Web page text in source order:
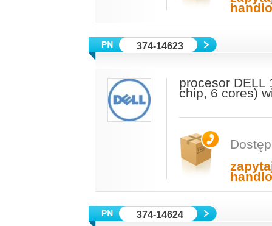
374-14623
procesor DELL
chip, 6 cores)
374-14624